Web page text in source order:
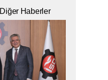
Diğer Haberler